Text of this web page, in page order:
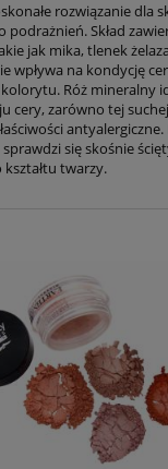
rozwiązanie dla
podrażnień. Skład
jak mika, tlenek
wpływa na kondycję
Róż mineralny
cery, zarówno tej
się skośnie
twarzy.